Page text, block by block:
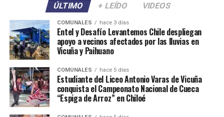
ÚLTIMO + LEÍDO VIDEOS
COMUNALES hace 3 días
Entel y Desafío Levantemos Chile despliegan
apoyo a vecinos afectados por las lluvias en
Vicuña y Paihuano
COMUNALES hace 5 días
Estudiante del Liceo Antonio Varas de Vicuña
conquista el Campeonato Nacional de Cueca
“Espiga de Arroz” en Chiloé